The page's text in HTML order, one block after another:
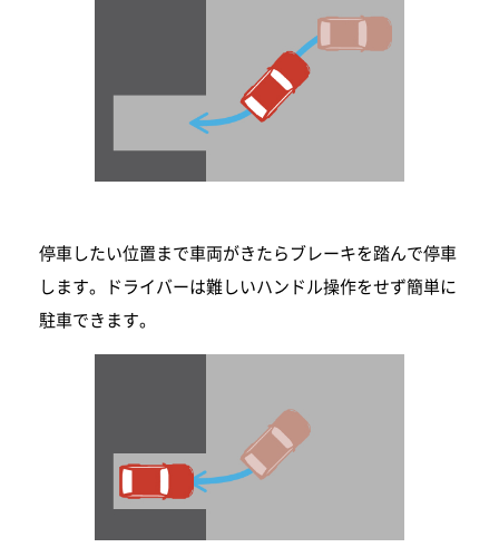
停車したい位置まで車両がきたらブレーキを踏んで停車
します。ドライバーは難しいハンドル操作をせず簡単に
駐車できます。